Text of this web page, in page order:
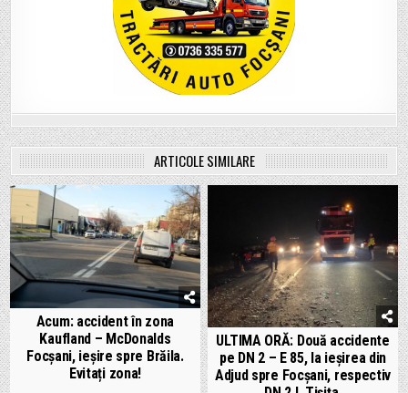
ARTICOLE SIMILARE
Acum: accident în zona
Kaufland – McDonalds
Focșani, ieșire spre Brăila.
Evitați zona!
ULTIMA ORĂ: Două accidente
pe DN 2 – E 85, la ieșirea din
Adjud spre Focșani, respectiv